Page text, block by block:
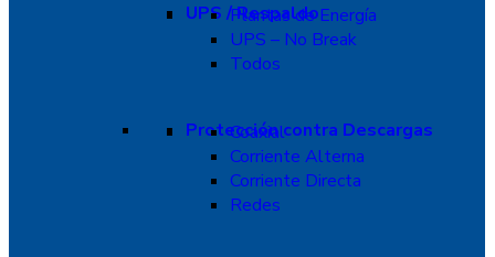
UPS / Respaldo
Plantas de Energía
UPS – No Break
Todos
Protección contra Descargas
Coaxial
Corriente Alterna
Corriente Directa
Redes